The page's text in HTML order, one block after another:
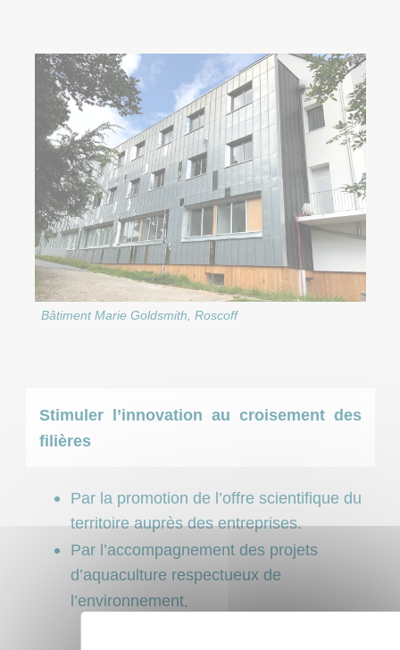
Bâtiment Marie Goldsmith, Roscoff
Stimuler l’innovation au croisement des
filières
Par la promotion de l’offre scientifique du
territoire auprès des entreprises.
Par l’accompagnement des projets
d’aquaculture respectueux de
l’environnement.